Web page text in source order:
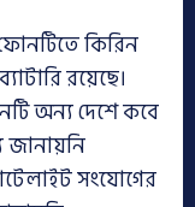
কিরিন
রয়েছে।
অন্য দেশে কবে
জানায়নি
সংযোগের